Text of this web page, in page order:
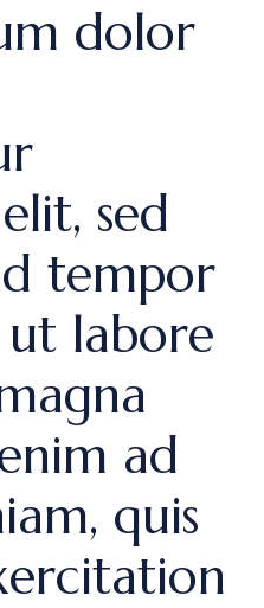
dolor
sed
tempor
labore
ad
quis